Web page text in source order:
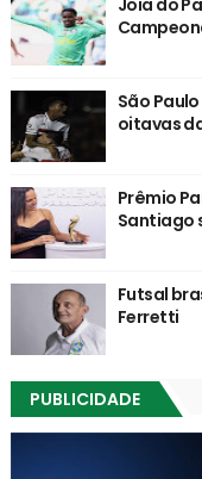
São
oitavas
Prêmio
Santiago
Futsal
Ferretti
PUBLICIDADE